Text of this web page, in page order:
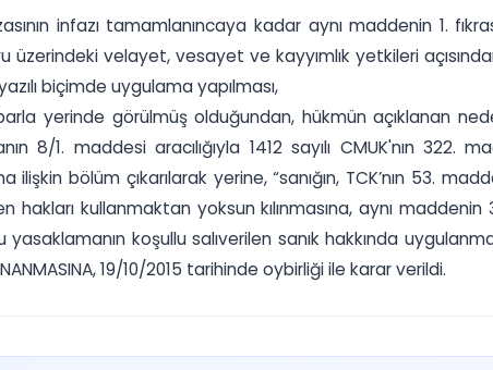
infazı tamamlanıncaya kadar aynı maddenin 1.
üzerindeki velayet, vesayet ve kayyımlık yetkileri
biçimde uygulama yapılması,
yerinde görülmüş olduğundan, hükmün açıklanan
8/1. maddesi aracılığıyla 1412 sayılı CMUK'nın
bölüm çıkarılarak yerine, “sanığın, TCK’nın 53.
kullanmaktan yoksun kılınmasına, aynı
koşullu salıverilen sanık hakkında
19/10/2015 tarihinde oybirliği ile karar verildi.